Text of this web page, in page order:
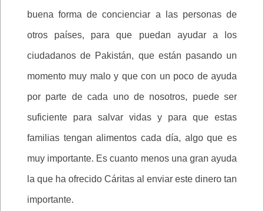
buena forma de concienciar a las personas de
otros países, para que puedan ayudar a los
ciudadanos de Pakistán, que están pasando un
momento muy malo y que con un poco de ayuda
por parte de cada uno de nosotros, puede ser
suficiente para salvar vidas y para que estas
familias tengan alimentos cada día, algo que es
muy importante. Es cuanto menos una gran ayuda
la que ha ofrecido Cáritas al enviar este dinero tan
importante.